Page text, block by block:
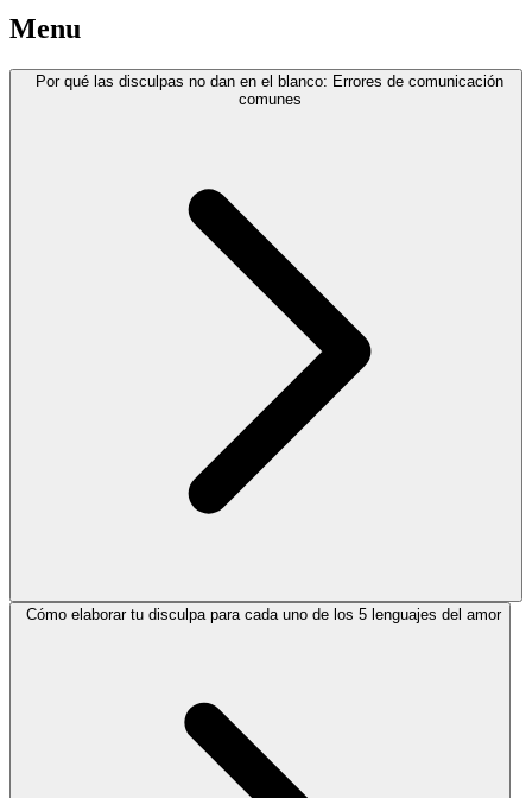
Menu
Por qué las disculpas no dan en el blanco: Errores de comunicación
comunes
Cómo elaborar tu disculpa para cada uno de los 5 lenguajes del amor